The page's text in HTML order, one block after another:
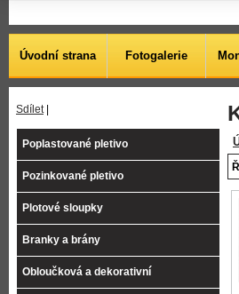
Úvodní strana Fotogalerie
Sdílet
Poplastované pletivo
Pozinkované pletivo
Plotové sloupky
Branky a brány
Obloučková a dekorativní